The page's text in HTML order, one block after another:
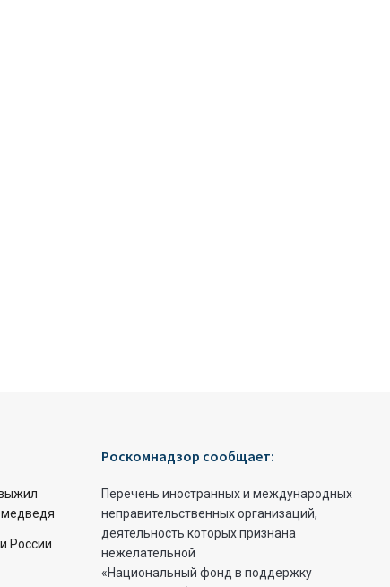
медведя
России
Роскомнадзор сообщает:
Перечень иностранных и международных
неправительственных организаций,
деятельность которых признана
нежелательной
«Национальный фонд в поддержку